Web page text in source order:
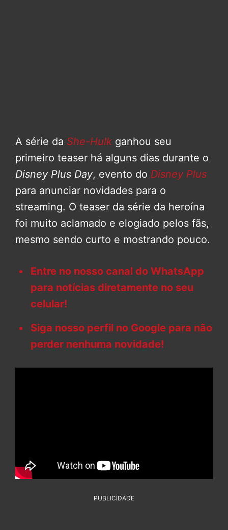
A série da She-Hulk ganhou seu
primeiro teaser há alguns dias durante o
Disney Plus Day, evento do Disney Plus
para anunciar novidades para o
streaming. O teaser da série da heroína
foi muito aclamado e elogiado pelos fãs,
mesmo sendo curto e mostrando pouco.
Entre no nosso canal do WhatsApp
para notícias diretamente no seu
celular!
Siga nosso perfil no Google para não
perder nenhuma novidade!
PUBLICIDADE